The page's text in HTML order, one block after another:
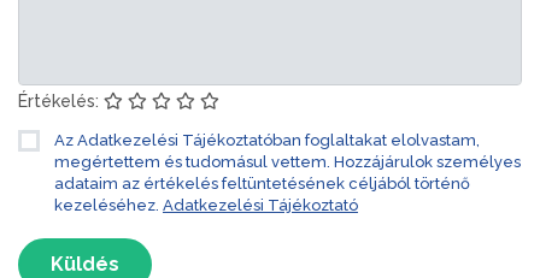
Értékelés:
Az Adatkezelési Tájékoztatóban foglaltakat elolvastam,
megértettem és tudomásul vettem. Hozzájárulok személyes
adataim az értékelés feltüntetésének céljából történő
kezeléséhez. Adatkezelési Tájékoztató
Küldés